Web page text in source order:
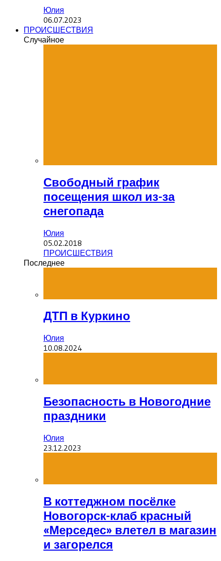
Юлия
06.07.2023
ПРОИСШЕСТВИЯ
Случайное
Свободный график
посещения школ из-за
снегопада
Юлия
05.02.2018
ПРОИСШЕСТВИЯ
Последнее
ДТП в Куркино
Юлия
10.08.2024
Безопасность в Новогодние
праздники
Юлия
23.12.2023
В коттеджном посёлке
Новогорск-клаб красный
«Мерседес» влетел в магазин
и загорелся